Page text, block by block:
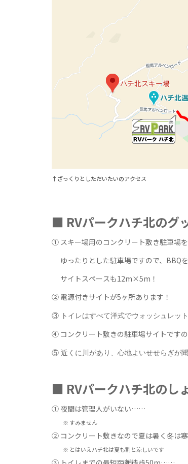
↑ざっくりとしただいたいのアクセス
■ RVパークハチ北のグ
① スキー場用のコンクリート敷き駐車場を
ゆったりとした駐車場ですので、 BBQ
サイトスペースも12m×5m！
② 電源付きサイトが5ヶ所あります！
③ トイレはすべて洋式でウォッシュレット
④ コンクリート敷きの駐車場サイトです
⑤ 近くに川があり、心地よいせせらぎが
■ RVパークハチ北のし
① 夜間は管理人がいない……
※ すみません
② コンクリート敷きなので夏は暑く冬は
※ とはいえハチ北は夏も割と涼しいです